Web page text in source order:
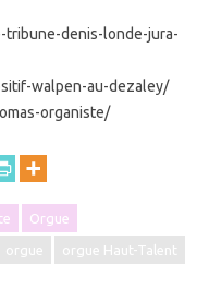
denis-londe-jura-
walpen-au-dezaley/
organiste/
Orgue
orgue orgue Haut-Talent